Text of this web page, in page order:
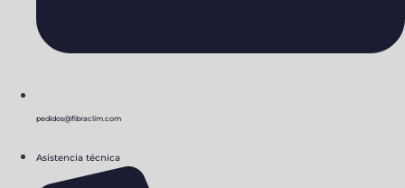
pedidos@fibraclim.com
Asistencia técnica